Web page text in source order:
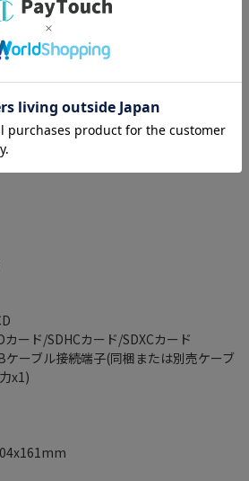
ード/SDHCカード/SDXCカード
ケーブル接続端子(同梱または別売ケーブ
x1)